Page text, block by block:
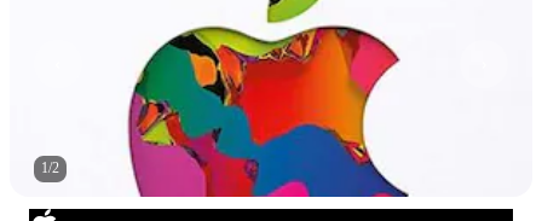
1/2